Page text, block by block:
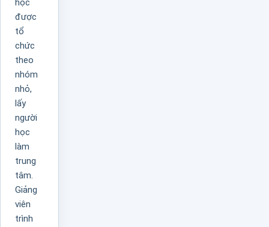
học
được
tổ
chức
theo
nhóm
nhỏ,
lấy
người
học
làm
trung
tâm.
Giảng
viên
trình